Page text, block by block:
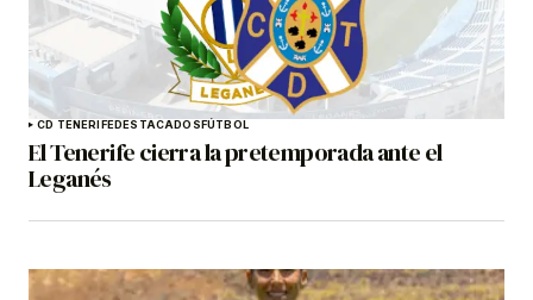
CD TENERIFEDESTACADOSFÚTBOL
El Tenerife cierra la pretemporada ante el
Leganés